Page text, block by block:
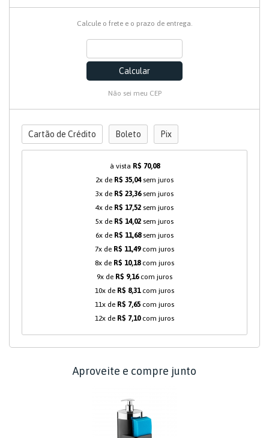
Calcule o frete e o prazo de entrega.
Calcular
Não sei meu CEP
Cartão de Crédito Boleto Pix
à vista R$ 70,08
2x de R$ 35,04sem juros
3x de R$ 23,36sem juros
4x de R$ 17,52 sem juros
5x de R$ 14,02 sem juros
6x de R$ 11,68sem juros
7x de R$ 11,49com juros
8x de R$ 10,18com juros
9x de R$ 9,16com juros
10x de R$ 8,31com juros
11x de R$ 7,65 com juros
12x de R$ 7,10com juros
Aproveite e compre junto